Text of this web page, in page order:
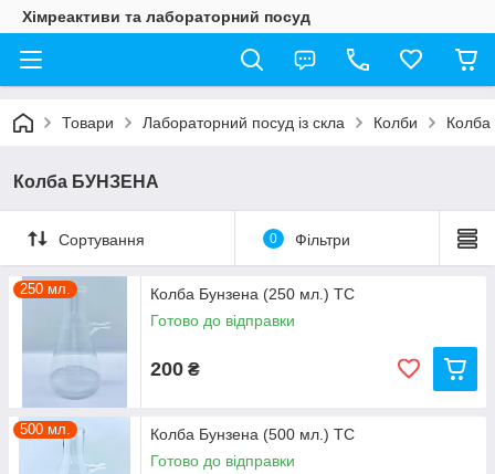
Хімреактиви та лабораторний посуд
Товари Лабораторний посуд із скла Колби
Колба БУНЗЕНА
Сортування 0 Фільтри
250 мл.
Колба Бунзена (250 мл.) ТС
Готово до відправки
200 ₴
500 мл.
Колба Бунзена (500 мл.) ТС
Готово до відправки